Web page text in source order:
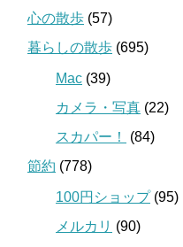
心の散歩 (57)
暮らしの散歩 (695)
Mac (39)
カメラ・写真 (22)
スカパー！
(84)
節約 (778)
100円ショップ(95)
メルカリ (90)